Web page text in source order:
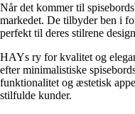
Når det kommer til
markedet. De tilbyder ben i
perfekt til deres stilrene
HAYs ry for kvalitet og
efter minimalistiske
funktionalitet og æstetisk
stilfulde kunder.